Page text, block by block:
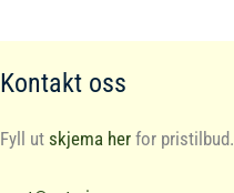
Kontakt oss
Fyll ut skjema her for pristilbud.